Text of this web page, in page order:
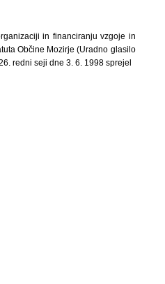
in financiranju vzgoje in
Občine Mozirje (Uradno glasilo
redni seji dne 3. 6. 1998 sprejel